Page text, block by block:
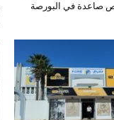
صاعدة في البورصة